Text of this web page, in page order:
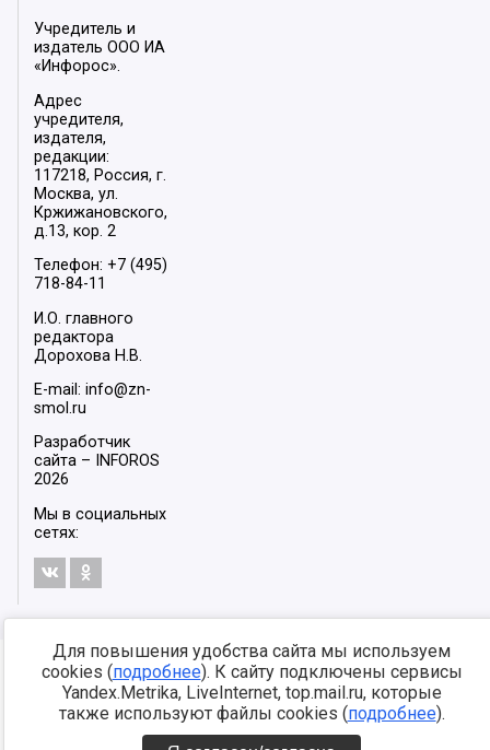
Учредитель и
издатель ООО ИА
«Инфорос».
Адрес
учредителя,
издателя,
редакции:
117218, Россия, г.
Москва, ул.
Кржижановского,
д.13, кор. 2
Телефон: +7 (495)
718-84-11
И.О. главного
редактора
Дорохова Н.В.
E-mail: info@zn-
smol.ru
Разработчик
сайта – INFOROS
2026
Мы в социальных
сетях:
Для повышения удобства сайта мы используем
cookies (подробнее). К сайту подключены сервисы
Yandex.Metrika, LiveInternet, top.mail.ru, которые
также используют файлы cookies (подробнее).